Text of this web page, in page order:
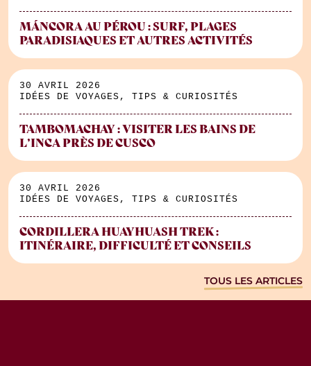
TOUS LES ARTICLES
MÁNCORA AU PÉROU : SURF, PLAGES
PARADISIAQUES ET AUTRES ACTIVITÉS
30 AVRIL 2026
IDÉES DE VOYAGES, TIPS & CURIOSITÉS
TAMBOMACHAY : VISITER LES BAINS DE
L’INCA PRÈS DE CUSCO
30 AVRIL 2026
IDÉES DE VOYAGES, TIPS & CURIOSITÉS
CORDILLERA HUAYHUASH TREK :
ITINÉRAIRE, DIFFICULTÉ ET CONSEILS